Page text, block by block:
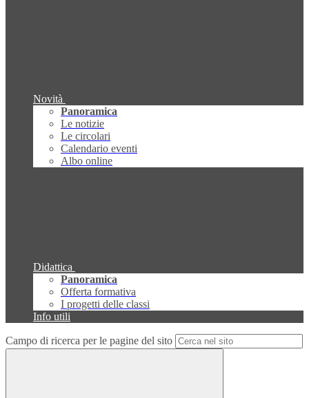
Novità
Panoramica
Le notizie
Le circolari
Calendario eventi
Albo online
Didattica
Panoramica
Offerta formativa
I progetti delle classi
Info utili
Campo di ricerca per le pagine del sito